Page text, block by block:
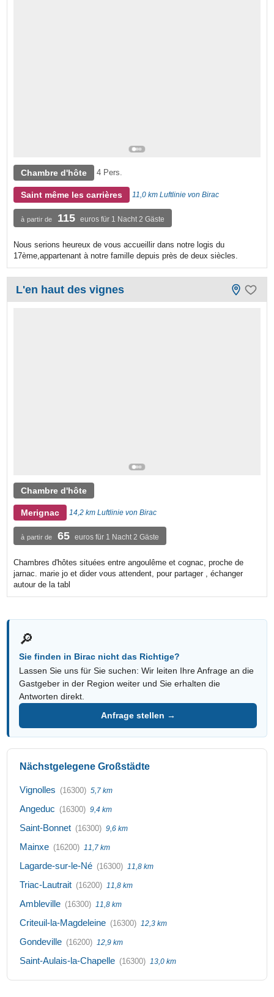
Chambre d'hôte 4 Pers.
Saint même les carrières 11,0 km Luftlinie von Birac
à partir de 115 euros für 1 Nacht 2 Gäste
Nous serions heureux de vous accueillir dans notre logis du
17ème,appartenant à notre famille depuis près de deux siècles.
L'en haut des vignes
Chambre d'hôte
Merignac 14,2 km Luftlinie von Birac
à partir de 65 euros für 1 Nacht 2 Gäste
Chambres d'hôtes situées entre angoulême et cognac, proche de
jarnac. marie jo et dider vous attendent, pour partager , échanger
autour de la tabl
🔎
Sie finden in Birac nicht das Richtige?
Lassen Sie uns für Sie suchen: Wir leiten Ihre Anfrage an die
Gastgeber in der Region weiter und Sie erhalten die
Antworten direkt.
Anfrage stellen →
Nächstgelegene Großstädte
Vignolles (16300) 5,7 km
Angeduc (16300) 9,4 km
Saint-Bonnet (16300) 9,6 km
Mainxe (16200) 11,7 km
Lagarde-sur-le-Né (16300) 11,8 km
Triac-Lautrait (16200) 11,8 km
Ambleville (16300) 11,8 km
Criteuil-la-Magdeleine (16300) 12,3 km
Gondeville (16200) 12,9 km
Saint-Aulais-la-Chapelle (16300) 13,0 km